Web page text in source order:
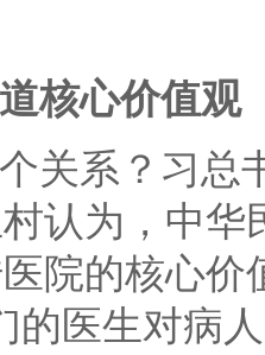
核心价值观
关系？习总
认为，中
院的核心价
的医生对病